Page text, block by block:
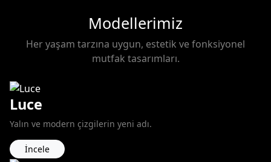
Modellerimiz
Her yaşam tarzına uygun, estetik ve fonksiyonel
mutfak tasarımları.
Luce
Yalın ve modern çizgilerin yeni adı.
İncele